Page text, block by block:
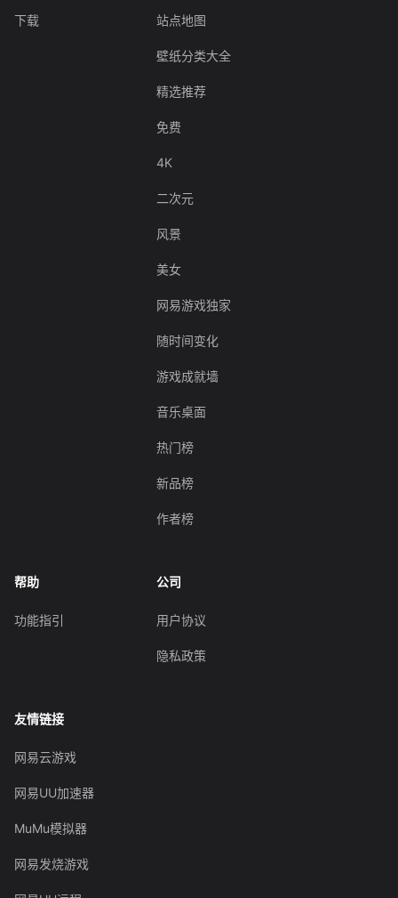
下载 站点地图
壁纸分类大全
精选推荐
免费
4K
二次元
风景
美女
网易游戏独家
随时间变化
游戏成就墙
音乐桌面
热门榜
新品榜
作者榜
帮助
功能指引
公司
用户协议
隐私政策
友情链接
网易云游戏
网易UU加速器
MuMu模拟器
网易发烧游戏